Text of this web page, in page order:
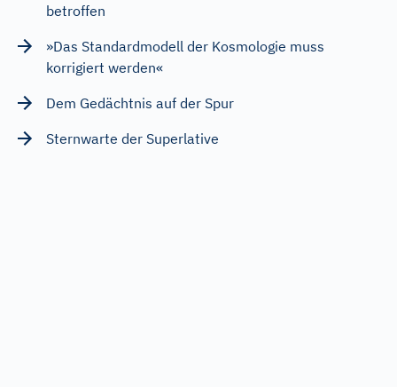
betroffen
»Das Standardmodell der Kosmologie muss
korrigiert werden«
Dem Gedächtnis auf der Spur
Sternwarte der Superlative